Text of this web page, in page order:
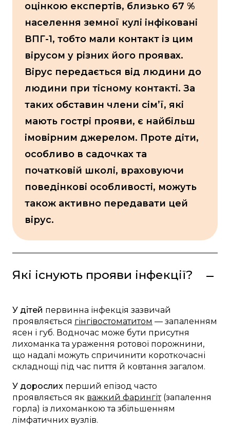
оцінкою експертів, близько 67 %
населення земної кулі інфіковані
ВПГ-1, тобто мали контакт із цим
вірусом у різних його проявах.
Вірус передається від людини до
людини при тісному контакті. За
таких обставин члени сімʼї, які
мають гострі прояви, є найбільш
імовірним джерелом. Проте діти,
особливо в садочках та
початковій школі, враховуючи
поведінкові особливості, можуть
також активно передавати цей
вірус.
Які існують прояви інфекції?
У дітей первинна інфекція зазвичай
проявляється гінгівостоматитом — запаленням
ясен і губ. Водночас може бути присутня
лихоманка та ураження ротової порожнини,
що надалі можуть спричинити короткочасні
складнощі під час пиття й ковтання загалом.
У дорослих перший епізод часто
проявляється як важкий фарингіт(запалення
горла) із лихоманкою та збільшенням
лімфатичних вузлів.